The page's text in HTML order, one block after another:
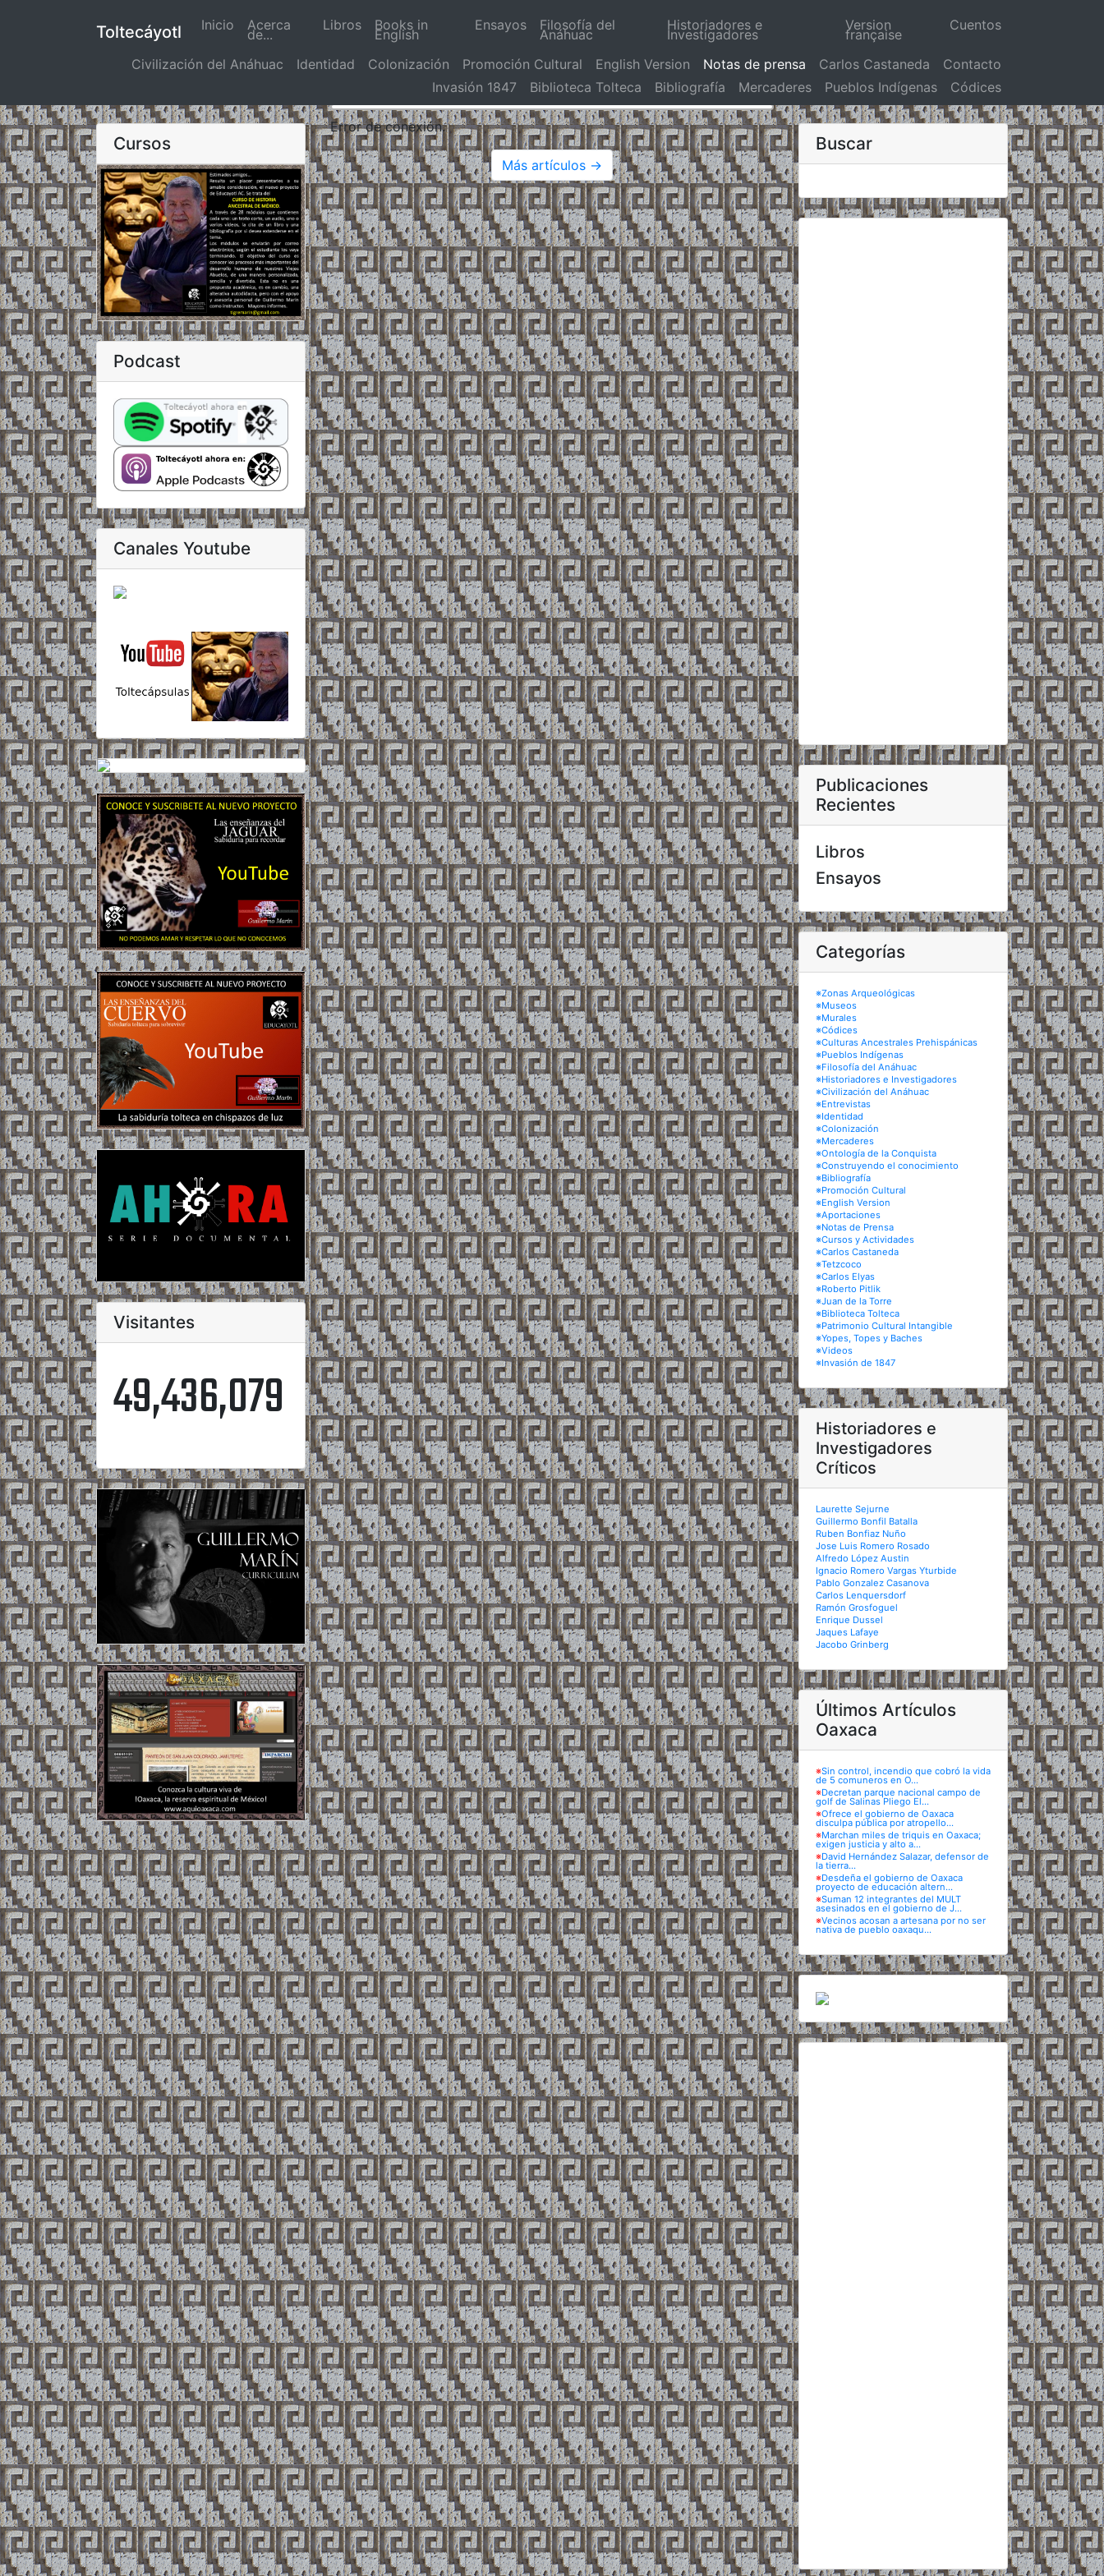
Toltecáyotl Inicio (actual)
Acerca
de...
Libros Books in
English
Ensayos Filosofía del
Anáhuac
Historiadores e
Investigadores
Version
française
Cuentos
Civilización del Anáhuac Identidad Colonización Promoción Cultural English Version Notas de prensa Carlos Castaneda
Contacto
Invasión 1847
Biblioteca Tolteca Bibliografía Mercaderes Pueblos Indígenas Códices
Cursos
Podcast
Canales Youtube
Visitantes
49,436,079
Error de conexión.
Más artículos →
Buscar
Publicaciones
Recientes
Libros
Ensayos
Categorías
※Zonas Arqueológicas
※Museos
※Murales
※Códices
※Culturas Ancestrales Prehispánicas
※Pueblos Indígenas
※Filosofía del Anáhuac
※Historiadores e Investigadores
※Civilización del Anáhuac
※Entrevistas
※Identidad
※Colonización
※Mercaderes
※Ontología de la Conquista
※Construyendo el conocimiento
※Bibliografía
※Promoción Cultural
※English Version
※Aportaciones
※Notas de Prensa
※Cursos y Actividades
※Carlos Castaneda
※Tetzcoco
※Carlos Elyas
※Roberto Pitlik
※Juan de la Torre
※Biblioteca Tolteca
※Patrimonio Cultural Intangible
※Yopes, Topes y Baches
※Videos
※Invasión de 1847
Historiadores e
Investigadores
Críticos
Laurette Sejurne
Guillermo Bonfil Batalla
Ruben Bonfiaz Nuño
Jose Luis Romero Rosado
Alfredo López Austin
Ignacio Romero Vargas Yturbide
Pablo Gonzalez Casanova
Carlos Lenquersdorf
Ramón Grosfoguel
Enrique Dussel
Jaques Lafaye
Jacobo Grinberg
Últimos Artículos
Oaxaca
※Sin control, incendio que cobró la vida
de 5 comuneros en O...
※Decretan parque nacional campo de
golf de Salinas Pliego El...
※Ofrece el gobierno de Oaxaca
disculpa pública por atropello...
※Marchan miles de triquis en Oaxaca;
exigen justicia y alto a...
※David Hernández Salazar, defensor de
la tierra...
※Desdeña el gobierno de Oaxaca
proyecto de educación altern...
※Suman 12 integrantes del MULT
asesinados en el gobierno de J...
※Vecinos acosan a artesana por no ser
nativa de pueblo oaxaqu...